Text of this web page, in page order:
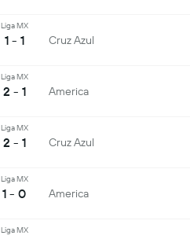
Liga MX
1 - 1 Cruz Azul
Liga MX
2 - 1 America
Liga MX
2 - 1 Cruz Azul
Liga MX
1 - 0 America
Liga MX